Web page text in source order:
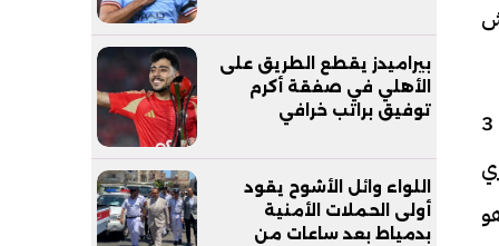
وأضافت: قولتله ليه بتقول عليها متشيلش نص فيلم؟ قالي متنفعش، قولتله طيب مين اللي يشيل، قالي أسماء 3
بيراميدز يقطع الطريق على
الأهلي في صفقة أكرم
توفيق براتب خرافي
اللواء وائل الأشوح يقود
أولى الحملات الأمنية
بدمياط بعد ساعات من